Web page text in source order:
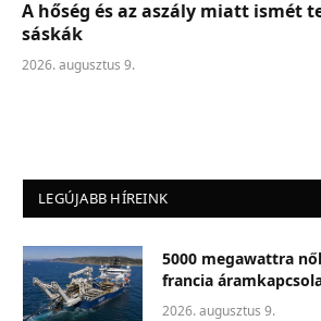
A hőség és az aszály miatt ismét
sáskák
2026. augusztus 9.
LEGÚJABB HÍREINK
5000 megawattra
francia
2026. augusztus 9.